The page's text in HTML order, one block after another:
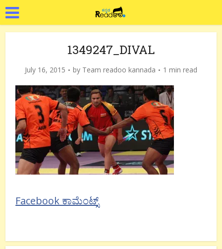
1349247_DIVAL
July 16, 2015 by Team readoo kannada 1 min read
Facebook ಕಾಮೆಂಟ್ಸ್